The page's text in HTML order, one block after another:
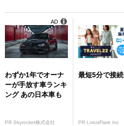
わずか1年でオーナ
ーが手放す車ランキ
ング あの日本車も
PR Skyrocket株式会社
AD
最短5分で接続
PR LotusFlare Inc